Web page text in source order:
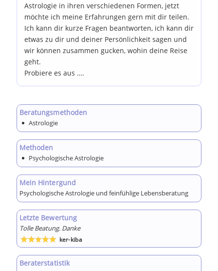
Astrologie in ihren verschiedenen Formen, jetzt
möchte ich meine Erfahrungen gern mit dir teilen.
Ich kann dir kurze Fragen beantworten, ich kann dir
etwas zu dir und deiner Persönlichkeit sagen und
wir können zusammen gucken, wohin deine Reise
geht.
Probiere es aus ….
Beratungsmethoden
Astrologie
Methoden
Psychologische Astrologie
Mein Hintergund
Psychologische Astrologie und feinfühlige Lebensberatung
Letzte Bewertung
Tolle Beatung. Danke
Bewertet
mit5von 5
ker-kiba
Beraterstatistik